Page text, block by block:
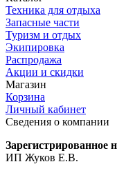
Техника для отдыха
Запасные части
Туризм и отдых
Экипировка
Распродажа
Акции и скидки
Магазин
Корзина
Личный кабинет
Сведения о компании
Зарегистрированное
ИП Жуков Е.В.